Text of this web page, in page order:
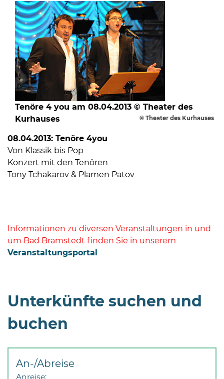
© Theater des Kurhauses
Tenöre 4 you am 08.04.2013 © Theater des
Kurhauses
08.04.2013: Tenöre 4you
Von Klassik bis Pop
Konzert mit den Tenören
Tony Tchakarov & Plamen Patov
Informationen zu diversen Veranstaltungen in und
um Bad Bramstedt finden Sie in unserem
Veranstaltungsportal
Unterkünfte suchen und
buchen
An-/Abreise
Anreise: